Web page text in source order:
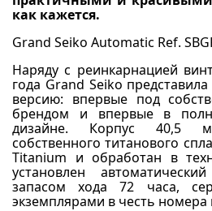
как кажется.
Grand Seiko Automatic Ref.
Наряду с реинкарнацией
года Grand Seiko
версию: впервые под
брендом и впервые в
дизайне. Корпус 40,5
собственного титанового
Titanium и обработан в
установлен
запасом хода 72 часа,
экземплярами в честь номера